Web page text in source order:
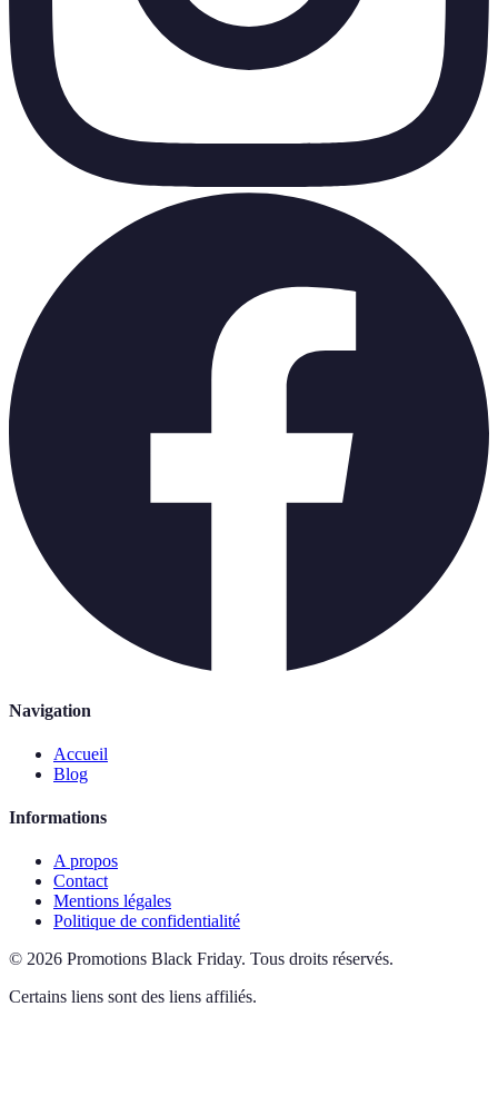
Navigation
Accueil
Blog
Informations
A propos
Contact
Mentions légales
Politique de confidentialité
© 2026 Promotions Black Friday. Tous droits réservés.
Certains liens sont des liens affiliés.